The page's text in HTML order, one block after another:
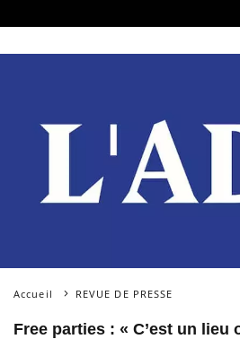
Accueil REVUE DE PRESSE
Free parties : « C’est un lieu